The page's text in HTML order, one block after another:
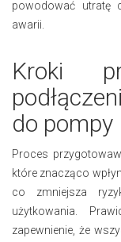
powodować utratę
awarii.
Kroki
do pompy
Proces
które znacząco
co zmniejsza
użytkowania.
zapewnienie, że